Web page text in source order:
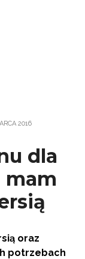
2016
dla
mam
oraz
potrzebach